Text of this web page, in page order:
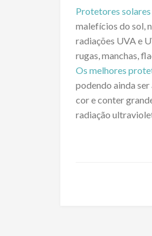
Protetores solares
malefícios do sol,
radiações UVA e
rugas, manchas,
Os melhores
podendo ainda
cor e conter
radiação